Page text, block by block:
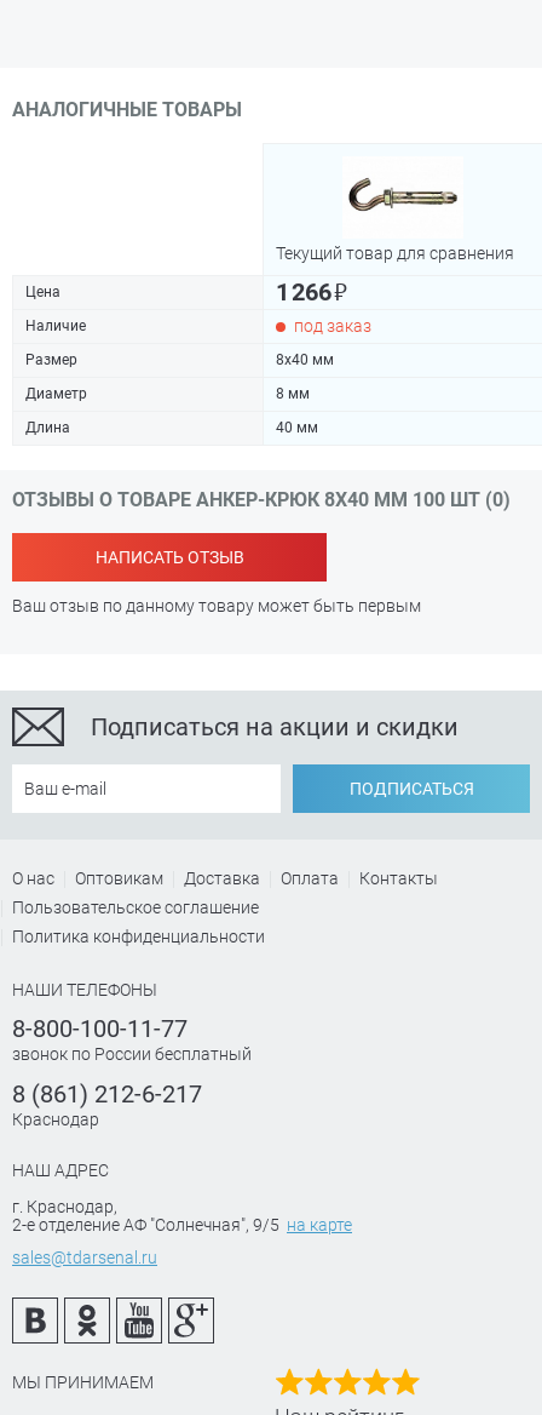
АНАЛОГИЧНЫЕ ТОВАРЫ
Текущий товар для сравнения
Цена 1 266₽
Наличие под заказ
Размер
8х40 мм
Диаметр
8 мм
Длина
40 мм
ОТЗЫВЫ О ТОВАРЕ АНКЕР-КРЮК 8Х40 ММ 100 ШТ (0)
НАПИСАТЬ ОТЗЫВ
Ваш отзыв по данному товару может быть первым
Подписаться на акции и скидки
ПОДПИСАТЬСЯ
О нас Оптовикам Доставка Оплата
Контакты
Пользовательское соглашение
Политика конфиденциальности
НАШИ ТЕЛЕФОНЫ
8-800-100-11-77
звонок по России бесплатный
8 (861) 212-6-217
Краснодар
НАШ АДРЕС
г. Краснодар,
2-е отделение АФ "Солнечная", 9/5 на карте
sales@tdarsenal.ru
МЫ ПРИНИМАЕМ